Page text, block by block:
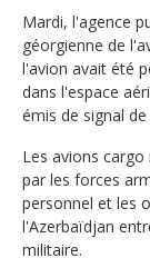
Mardi, l'agence
géorgienne de
l'avion avait été
dans l'espace
émis de signal
Les avions
par les forces
personnel et les
l'Azerbaïdjan
militaire.